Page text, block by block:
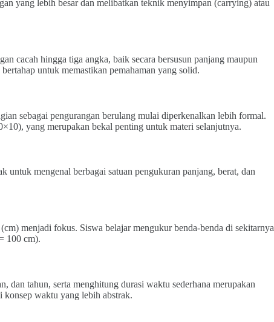
yang lebih besar dan melibatkan teknik menyimpan (carrying) atau
cacah hingga tiga angka, baik secara bersusun panjang maupun
untuk memastikan pemahaman yang solid.
sebagai pengurangan berulang mulai diperkenalkan lebih formal.
yang merupakan bekal penting untuk materi selanjutnya.
mengenal berbagai satuan pengukuran panjang, berat, dan
menjadi fokus. Siswa belajar mengukur benda-benda di sekitarnya
100 cm).
dan tahun, serta menghitung durasi waktu sederhana merupakan
konsep waktu yang lebih abstrak.